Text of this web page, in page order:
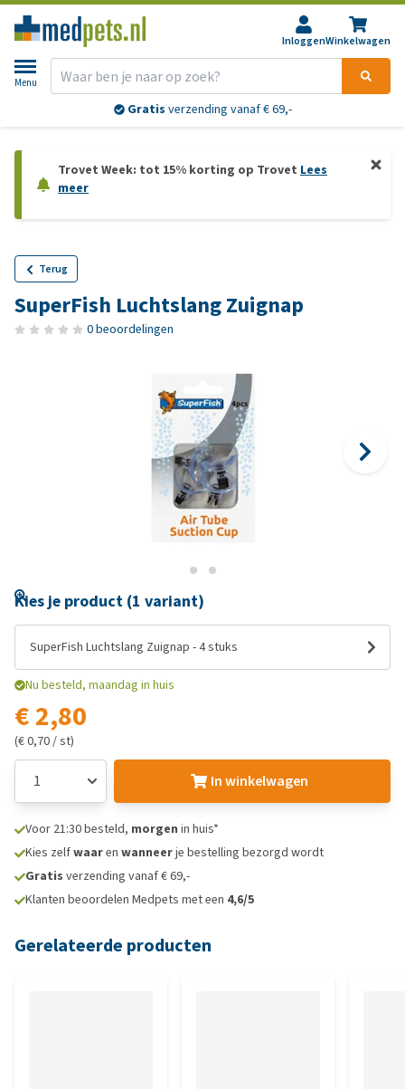
InloggenWinkelwagen
Menu
Gratis verzending vanaf € 69,-
Trovet Week: tot 15% korting op Trovet Lees
meer
Terug
SuperFish Luchtslang Zuignap
0 beoordelingen
Kies je product (1 variant)
SuperFish Luchtslang Zuignap - 4 stuks
Nu besteld, maandag in huis
€ 2,80
(€ 0,70 / st)
In winkelwagen
Voor 21:30 besteld, morgen in huis*
Kies zelfwaaren wanneerje bestelling bezorgd wordt
Gratis verzending vanaf € 69,-
Klanten beoordelen Medpets met een 4,6/5
Gerelateerde producten